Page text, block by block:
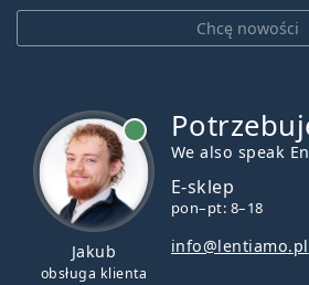
Chcę nowości
Jakub
obsługa klienta
We also speak
E-sklep
pon–pt: 8–18
info@lentiamo.pl